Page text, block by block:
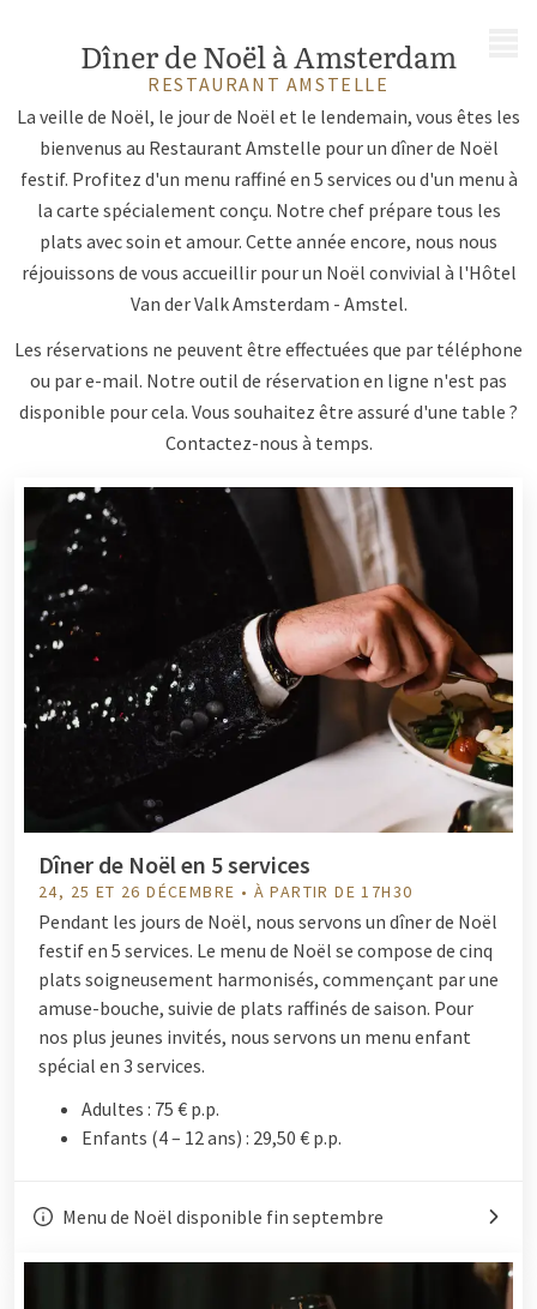
Dîner de Noël à Amsterdam
RESTAURANT AMSTELLE
La veille de Noël, le jour de Noël et le lendemain, vous êtes les
bienvenus au Restaurant Amstelle pour un dîner de Noël
festif. Profitez d'un menu raffiné en 5 services ou d'un menu à
la carte spécialement conçu. Notre chef prépare tous les
plats avec soin et amour. Cette année encore, nous nous
réjouissons de vous accueillir pour un Noël convivial à l'Hôtel
Van der Valk Amsterdam - Amstel.
Les réservations ne peuvent être effectuées que par téléphone
ou par e-mail. Notre outil de réservation en ligne n'est pas
disponible pour cela. Vous souhaitez être assuré d'une table ?
Contactez-nous à temps.
Dîner de Noël en 5 services
24, 25 ET 26 DÉCEMBRE • À PARTIR DE 17H30
Pendant les jours de Noël, nous servons un dîner de Noël
festif en 5 services. Le menu de Noël se compose de cinq
plats soigneusement harmonisés, commençant par une
amuse-bouche, suivie de plats raffinés de saison. Pour
nos plus jeunes invités, nous servons un menu enfant
spécial en 3 services.
Adultes : 75 € p.p.
Enfants (4 – 12 ans) : 29,50 € p.p.
Menu de Noël disponible fin septembre